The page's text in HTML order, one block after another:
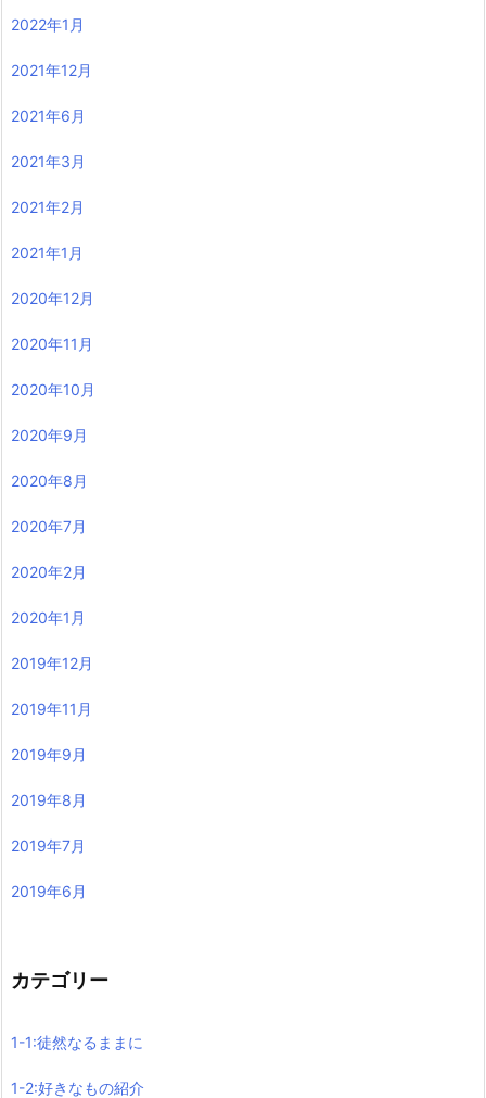
2022年1月
2021年12月
2021年6月
2021年3月
2021年2月
2021年1月
2020年12月
2020年11月
2020年10月
2020年9月
2020年8月
2020年7月
2020年2月
2020年1月
2019年12月
2019年11月
2019年9月
2019年8月
2019年7月
2019年6月
カテゴリー
1-1:徒然なるままに
1-2:好きなもの紹介